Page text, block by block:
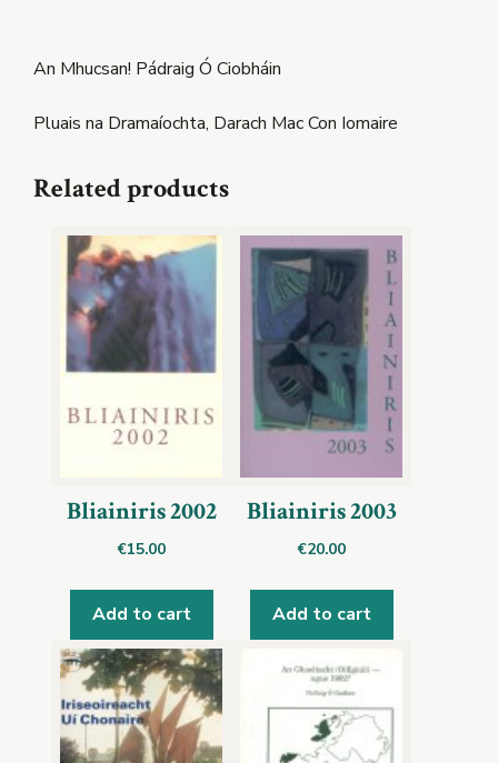
An Mhucsan! Pádraig Ó Ciobháin
Pluais na Dramaíochta, Darach Mac Con Iomaire
Related products
Bliainiris 2002
€15.00
Add to cart
Bliainiris 2003
€20.00
Add to cart